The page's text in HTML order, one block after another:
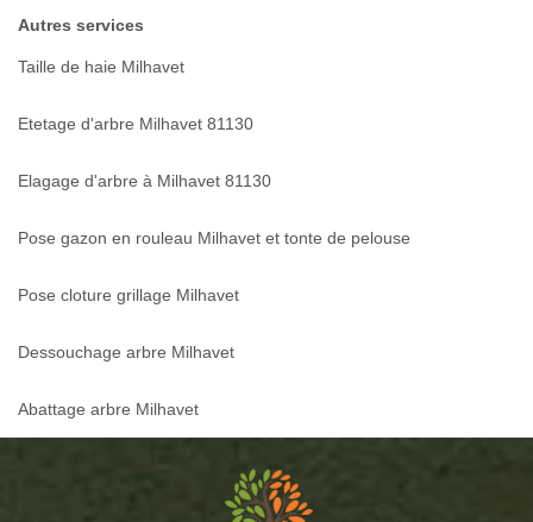
Autres services
Taille de haie Milhavet
Etetage d'arbre Milhavet 81130
Elagage d'arbre à Milhavet 81130
Pose gazon en rouleau Milhavet et tonte de pelouse
Pose cloture grillage Milhavet
Dessouchage arbre Milhavet
Abattage arbre Milhavet